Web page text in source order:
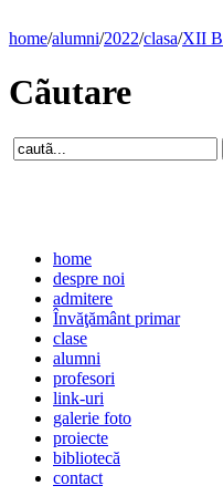
home/alumni/2022/clasa/XII B
Cãutare
home
despre noi
admitere
Învăţământ primar
clase
alumni
profesori
link-uri
galerie foto
proiecte
bibliotecă
contact